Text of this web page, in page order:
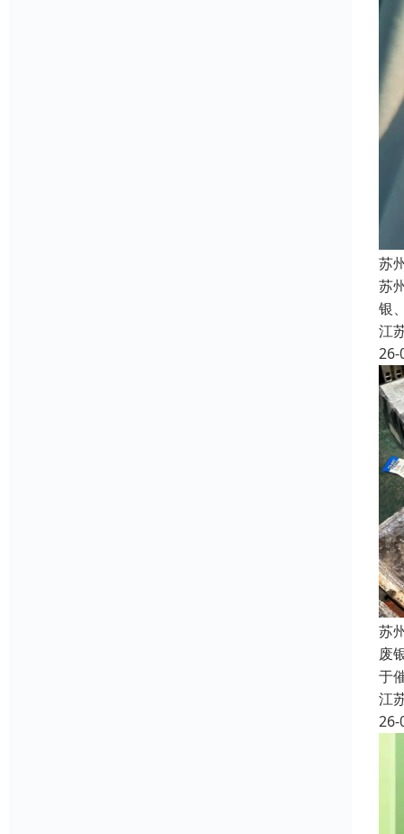
苏
苏
银
江
26-
苏
废
于
江
26-